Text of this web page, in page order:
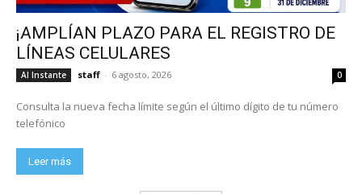
¡AMPLÍAN PLAZO PARA EL REGISTRO DE
LÍNEAS CELULARES
Al Instante staff - 6 agosto, 2026 0
Consulta la nueva fecha límite según el último dígito de tu número
telefónico
Leer más